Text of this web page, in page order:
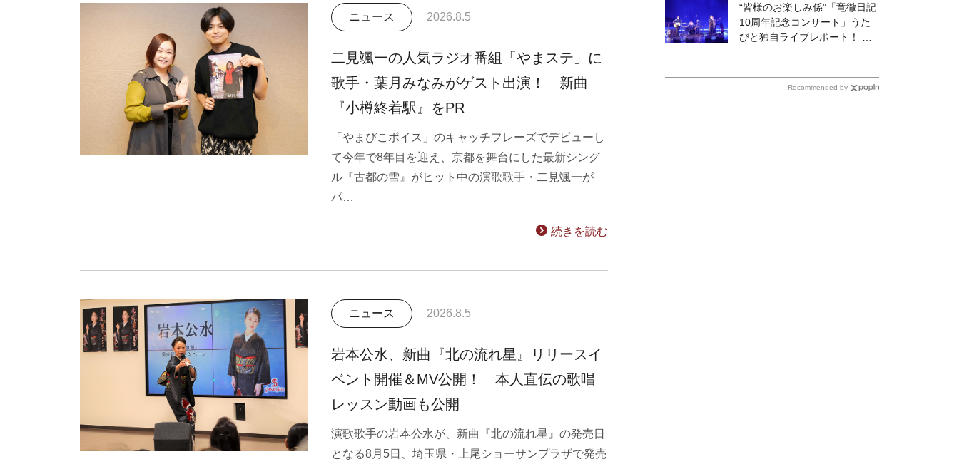
ニュース 2026.8.5
二見颯一の人気ラジオ番組「やまステ」に
歌手・葉月みなみがゲスト出演！ 新曲
『小樽終着駅』をPR
「やまびこボイス」のキャッチフレーズでデビューし
て今年で8年目を迎え、京都を舞台にした最新シング
ル『古都の雪』がヒット中の演歌歌手・二見颯一が
パ…
続きを読む
ニュース 2026.8.5
岩本公水、新曲『北の流れ星』リリースイ
ベント開催＆MV公開！ 本人直伝の歌唱
レッスン動画も公開
演歌歌手の岩本公水が、新曲『北の流れ星』の発売日
となる8月5日、埼玉県・上尾ショーサンプラザで発売
“皆様のお楽しみ係”「竜徹日記
10周年記念コンサート」うた
びと独自ライブレポート！ 即
Recommended by